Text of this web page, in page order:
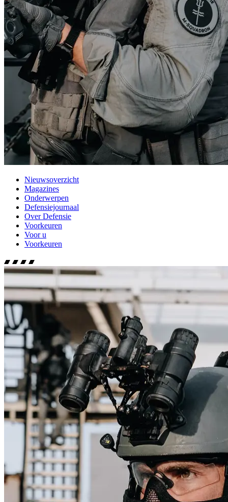
Nieuwsoverzicht
Magazines
Onderwerpen
Defensiejournaal
Over Defensie
Voorkeuren
Voor u
Voorkeuren